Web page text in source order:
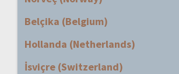
Belçika (Belgium)
Hollanda (Netherlands)
İsviçre (Switzerland)